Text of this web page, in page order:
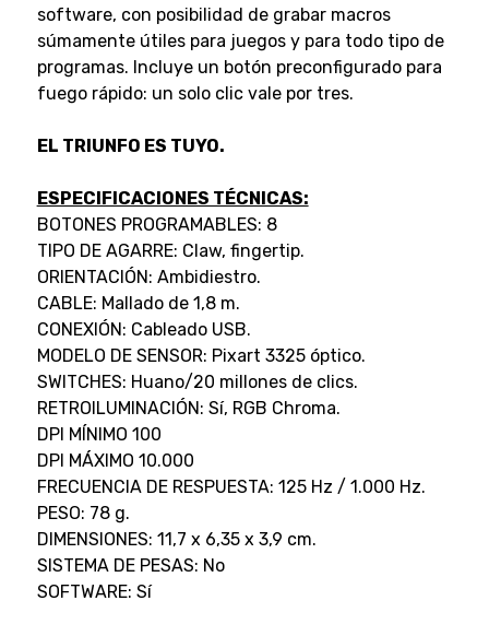
software, con posibilidad de grabar macros
súmamente útiles para juegos y para todo tipo de
programas. Incluye un botón preconfigurado para
fuego rápido: un solo clic vale por tres.
EL TRIUNFO ES TUYO.
ESPECIFICACIONES TÉCNICAS:
BOTONES PROGRAMABLES: 8
TIPO DE AGARRE: Claw, fingertip.
ORIENTACIÓN: Ambidiestro.
CABLE: Mallado de 1,8 m.
CONEXIÓN: Cableado USB.
MODELO DE SENSOR: Pixart 3325 óptico.
SWITCHES: Huano/20 millones de clics.
RETROILUMINACIÓN: Sí, RGB Chroma.
DPI MÍNIMO 100
DPI MÁXIMO 10.000
FRECUENCIA DE RESPUESTA: 125 Hz / 1.000 Hz.
PESO: 78 g.
DIMENSIONES: 11,7 x 6,35 x 3,9 cm.
SISTEMA DE PESAS: No
SOFTWARE: Sí